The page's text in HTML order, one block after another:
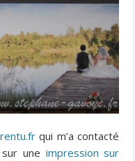
qui m’a contacté
une impression sur